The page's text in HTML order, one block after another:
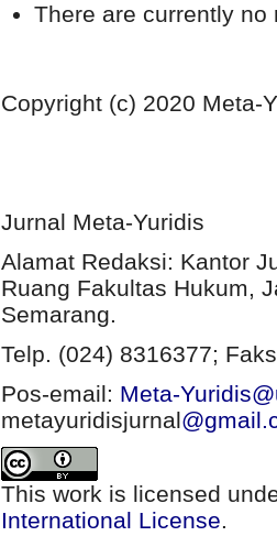
There are currently no
Copyright (c) 2020 Meta-
Jurnal Meta-Yuridis
Alamat Redaksi: Kantor
Ruang Fakultas Hukum,
Semarang.
Telp. (024) 8316377;
Pos-email: Meta-
metayuridisjurnal
This work is licensed
International License.